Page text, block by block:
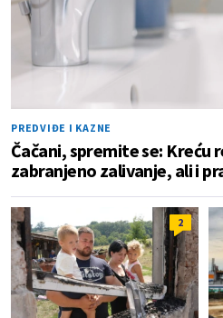
PREDVIĐE I KAZNE
Čačani, spremite se: Kreću
zabranjeno zalivanje, ali i
2